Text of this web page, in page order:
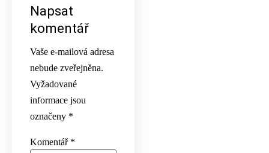
Napsat
komentář
Vaše e-mailová adresa
nebude zveřejněna.
Vyžadované
informace jsou
označeny *
Komentář *